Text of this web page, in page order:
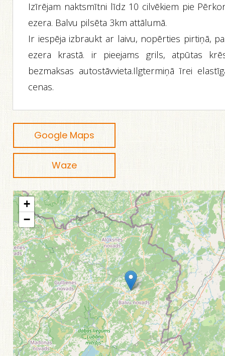
Izīrējam naktsmītni līdz 10 cilvēkiem pie
ezera. Balvu pilsēta 3km attālumā.
Ir iespēja izbraukt ar laivu, nopērties pirtiņā,
ezera krastā. ir pieejams grils, atpūtas
bezmaksas autostāvvieta.Ilgtermiņā īrei
cenas.
Google Maps
Waze
+
−